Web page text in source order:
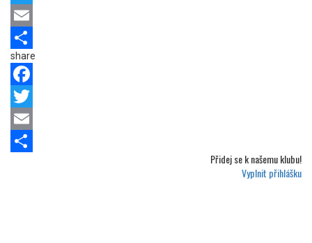
Twitter
Email
Share
share
Facebook
Twitter
Email
Přidej se knašemu klubu!
Vyplnit přihlášku